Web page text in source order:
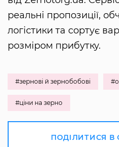
реальні пропозиції,
логістики та сортує
розміром прибутку.
#зернові й зернобобові
#ціни на зерно
ПОДІЛИТИСЯ